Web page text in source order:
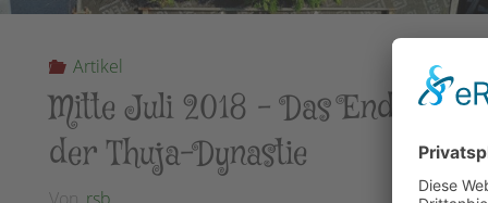
Artikel
Mitte Juli 2018 – Das Ende
der Thuja-Dynastie